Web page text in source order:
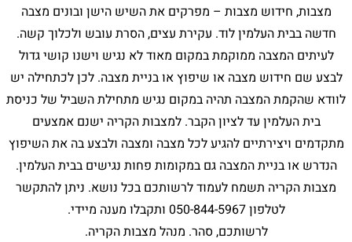
מצבות, חידוש מצבות – מפרקים את השיש הישן ובונים מצבה
חדשה בבית העלמין לוד. עקירת עצים, הסרת עובש ולכלוך קשה.
לעיתים המצבה ממוקמת במקום מאוד לא נגיש וישנו קושי גדול
לבצע שם חידוש מצבה או שיפוץ או בניית מצבה. לכן לכתחילה יש
לוודא שהקמת המצבה תהיה במקום נגיש מתחילת השביל של כניסת
בית העלמין עד לציון הקבר. למצבות הקריה ישנם אמצעים
מתקדמים ויצירתיים להגיע לכל מצבה ומצבה ולבצע בה את השיפוץ
הנדרש או בניית המצבה גם במקומות פחות נגישים בבית העלמין.
מצבות הקריה תשמח לעמוד לרשותכם בכל נושא. ניתן להתקשר
לטלפון 050-844-5967 ותקבלו מענה מיידי.
לרשותכם, סהר. מנהל מצבות הקריה.